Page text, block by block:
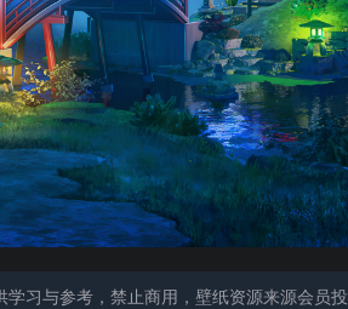
习与参考，禁止商用，壁纸资源来源会员